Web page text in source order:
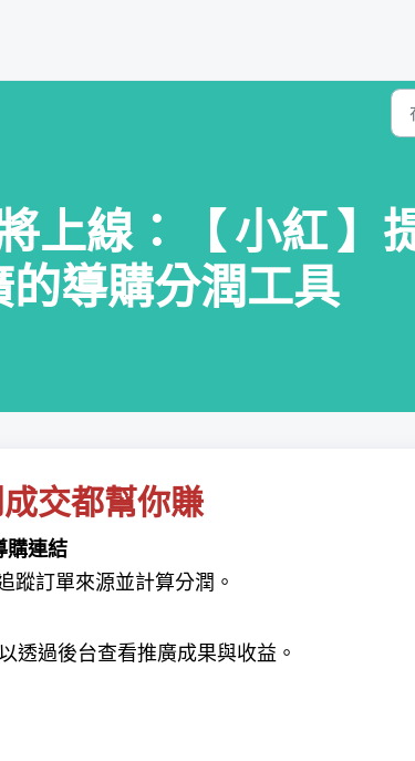
上線：【 小紅 】
的導購分潤工具
交都幫你賺
購連結
訂單來源並計算分潤。
透過後台查看推廣成果與收益。